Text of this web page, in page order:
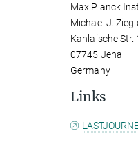
Max Planck
Michael J.
Kahlaische Str.
07745 Jena
Germany
Links